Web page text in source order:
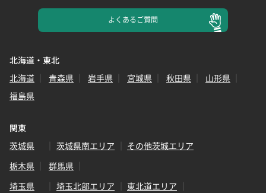
よくあるご質問
北海道・東北
北海道
青森県 岩手県 宮城県 秋田県
山形県
福島県
関東
茨城県
茨城県南エリア
その他茨城エリア
栃木県
群馬県
埼玉県
埼玉北部エリア
東北道エリア